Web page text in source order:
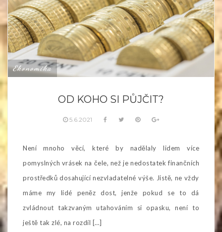
Ekonomika
OD KOHO SI PŮJČIT?
5.6.2021
Není mnoho věcí, které by nadělaly lidem více
pomyslných vrásek na čele, než je nedostatek finančních
prostředků dosahující nezvladatelné výše. Jistě, ne vždy
máme my lidé peněz dost, jenže pokud se to dá
zvládnout takzvaným utahováním si opasku, není to
ještě tak zlé, na rozdíl […]